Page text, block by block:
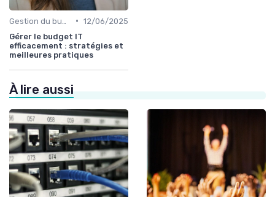
• 12/06/2025
Gérer le budget IT
efficacement : stratégies et
meilleures pratiques
À lire aussi